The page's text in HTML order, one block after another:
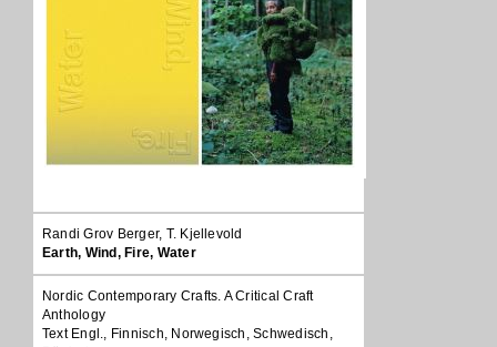
Randi Grov Berger, T. Kjellevold
Earth, Wind, Fire, Water
Nordic Contemporary Crafts. A Critical Craft
Anthology
Text Engl., Finnisch, Norwegisch, Schwedisch,